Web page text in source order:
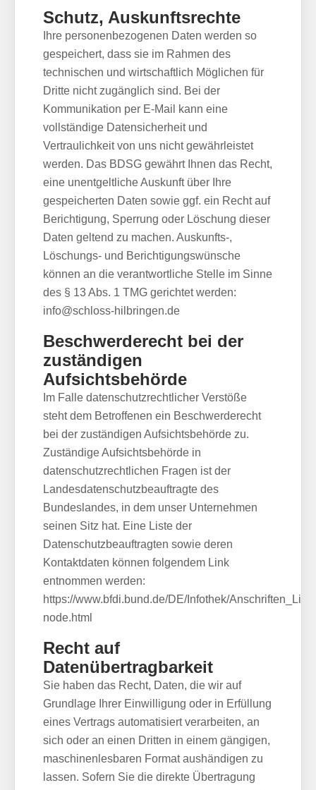
Schutz, Auskunftsrechte
Ihre personenbezogenen Daten werden so
gespeichert, dass sie im Rahmen des
technischen und wirtschaftlich Möglichen für
Dritte nicht zugänglich sind. Bei der
Kommunikation per E-Mail kann eine
vollständige Datensicherheit und
Vertraulichkeit von uns nicht gewährleistet
werden. Das BDSG gewährt Ihnen das Recht,
eine unentgeltliche Auskunft über Ihre
gespeicherten Daten sowie ggf. ein Recht auf
Berichtigung, Sperrung oder Löschung dieser
Daten geltend zu machen. Auskunfts-,
Löschungs- und Berichtigungswünsche
können an die verantwortliche Stelle im Sinne
des § 13 Abs. 1 TMG gerichtet werden:
info@schloss-hilbringen.de
Beschwerderecht bei der
zuständigen
Aufsichtsbehörde
Im Falle datenschutzrechtlicher Verstöße
steht dem Betroffenen ein Beschwerderecht
bei der zuständigen Aufsichtsbehörde zu.
Zuständige Aufsichtsbehörde in
datenschutzrechtlichen Fragen ist der
Landesdatenschutzbeauftragte des
Bundeslandes, in dem unser Unternehmen
seinen Sitz hat. Eine Liste der
Datenschutzbeauftragten sowie deren
Kontaktdaten können folgendem Link
entnommen werden:
https://www.bfdi.bund.de/DE/Infothek/
node.html
Recht auf
Datenübertragbarkeit
Sie haben das Recht, Daten, die wir auf
Grundlage Ihrer Einwilligung oder in Erfüllung
eines Vertrags automatisiert verarbeiten, an
sich oder an einen Dritten in einem gängigen,
maschinenlesbaren Format aushändigen zu
lassen. Sofern Sie die direkte Übertragung